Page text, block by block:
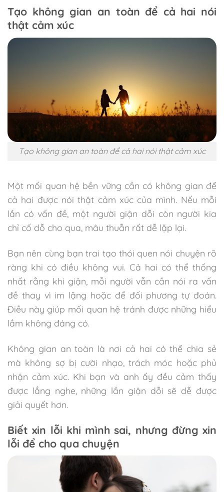
Tạo không gian an toàn để cả hai nói
thật cảm xúc
Tạo không gian an toàn để cả hai nói thật cảm xúc
Một mối quan hệ bền vững cần có không gian để
cả hai được nói thật cảm xúc của mình. Nếu mỗi
lần có vấn đề, một người giận dỗi còn người kia
chỉ cố dỗ cho qua, mâu thuẫn rất dễ lặp lại.
Bạn nên cùng bạn trai tạo thói quen nói chuyện rõ
ràng khi có điều không vui. Cả hai có thể thống
nhất rằng khi giận, mỗi người vẫn cần nói ra vấn
đề thay vì im lặng hoặc để đối phương tự đoán.
Điều này giúp mối quan hệ tránh được những hiểu
lầm không đáng có.
Không gian an toàn là nơi cả hai có thể chia sẻ
mà không sợ bị cười nhạo, trách móc hoặc phủ
nhận cảm xúc. Khi bạn và anh ấy đều cảm thấy
được lắng nghe, những lần giận dỗi sẽ dễ được
giải quyết hơn.
Biết xin lỗi khi mình sai, nhưng đừng xin
lỗi để cho qua chuyện